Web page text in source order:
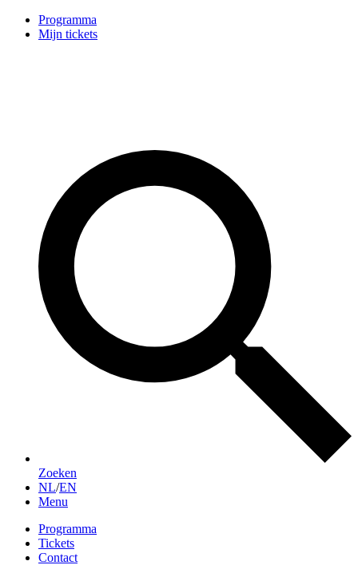
Programma
Mijn tickets
Zoeken
NL/EN
Menu
Programma
Tickets
Contact